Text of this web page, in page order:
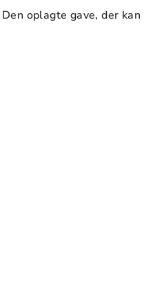
oplagte gave, der kan